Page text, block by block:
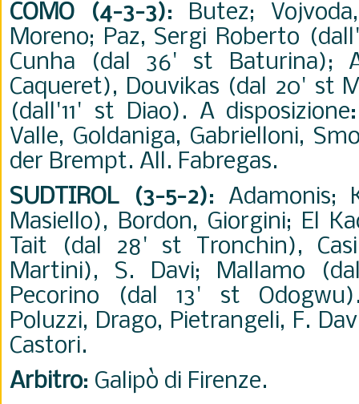
COMO (4-3-3): Butez;
Moreno; Paz, Sergi Roberto
Cunha (dal 36' st Baturina);
Caqueret), Douvikas (dal 20' st
(dall'11' st Diao). A
Valle, Goldaniga, Gabrielloni,
der Brempt. All. Fabregas.
SUDTIROL (3-5-2): Adamonis;
Masiello), Bordon, Giorgini; El
Tait (dal 28' st Tronchin),
Martini), S. Davi; Mallamo
Pecorino (dal 13' st
Poluzzi, Drago, Pietrangeli, F.
Castori.
Arbitro: Galipò di Firenze.